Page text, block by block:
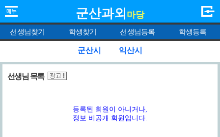
군산과외 마당
선생님찾기 학생찾기 선생님등록 학생등록
군산시 익산시
선생님 목록
등록된 회원이 아니거나,
정보 비공개 회원입니다.